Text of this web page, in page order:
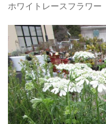
ホワイトレースフラワー